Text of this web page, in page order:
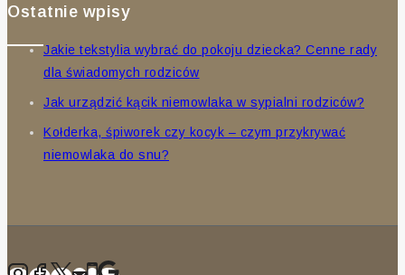
Ostatnie wpisy
Jakie tekstylia wybrać do pokoju dziecka? Cenne rady
dla świadomych rodziców
Jak urządzić kącik niemowlaka w sypialni rodziców?
Kołderka, śpiworek czy kocyk – czym przykrywać
niemowlaka do snu?